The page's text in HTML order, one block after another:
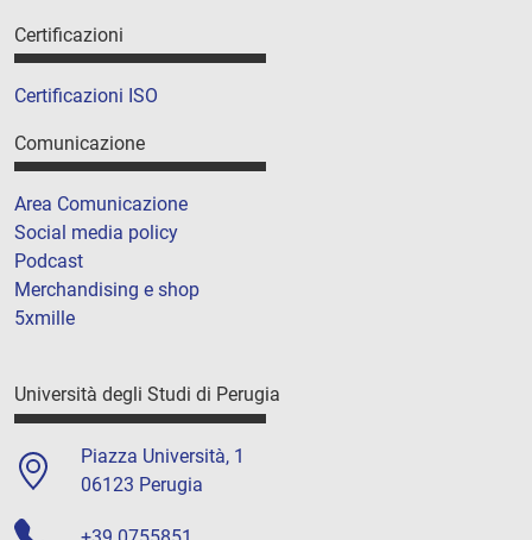
Certificazioni
Certificazioni ISO
Comunicazione
Area Comunicazione
Social media policy
Podcast
Merchandising e shop
5xmille
Università degli Studi di Perugia
Piazza Università, 1
06123 Perugia